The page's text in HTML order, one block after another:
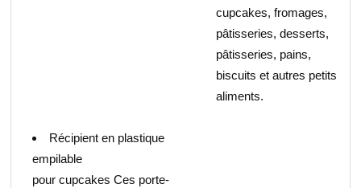
cupcakes, fromages,
pâtisseries, desserts,
pâtisseries, pains,
biscuits et autres petits
aliments.
Récipient en plastique
empilable
pour cupcakes Ces porte-